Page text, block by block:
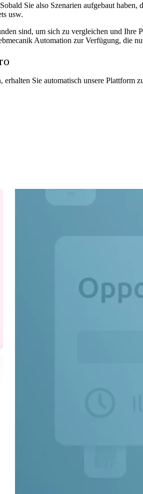
Sie also Szenarien aufgebaut haben,
usw.
sind, um sich zu vergleichen und Ihre
Automation zur Verfügung, die
erhalten Sie automatisch unsere Plattform